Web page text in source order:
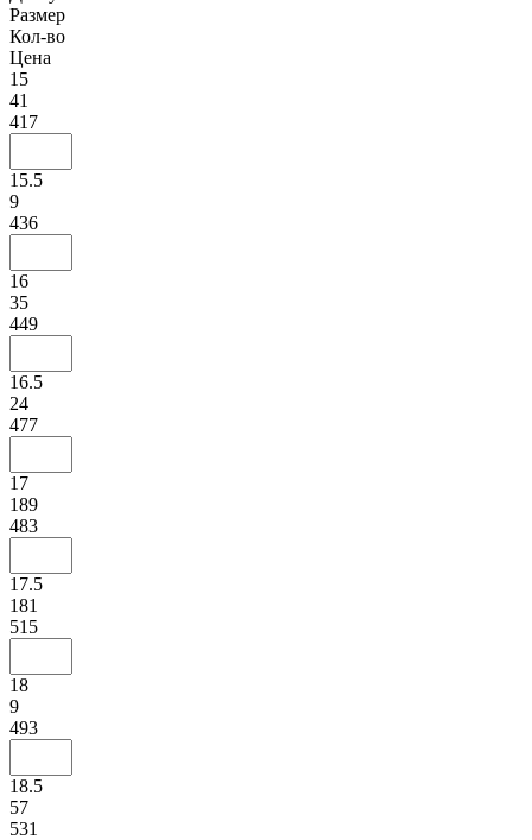
Размер
Кол-во
Цена
15
41
417
15.5
9
436
16
35
449
16.5
24
477
17
189
483
17.5
181
515
18
9
493
18.5
57
531